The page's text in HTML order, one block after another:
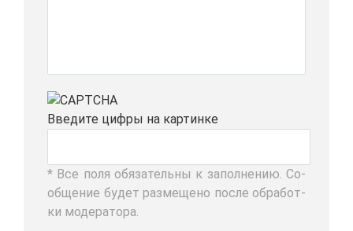
Вве­ди­те циф­ры на кар­тин­ке
* Все по­ля обя­за­тель­ны к за­пол­не­нию. Со­
об­ще­ние бу­дет раз­ме­ще­но по­сле об­ра­бот­
ки мо­де­ра­то­ра.